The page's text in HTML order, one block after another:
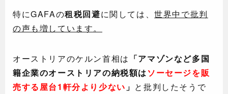
特にGAFAの租税回避に関しては、世界中で批判
の声も増しています。
オーストリアのケルン首相は 「アマゾンなど多国
籍企業のオーストリアの納税額はソーセージを販
売する屋台1軒分より少ない 」 と批判したそうで